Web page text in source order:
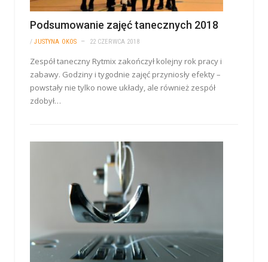
Podsumowanie zajęć tanecznych 2018
/JUSTYNA OKOS 22 CZERWCA 2018
Zespół taneczny Rytmix zakończył kolejny rok pracy i
zabawy. Godziny i tygodnie zajęć przyniosły efekty –
powstały nie tylko nowe układy, ale również zespół
zdobył…